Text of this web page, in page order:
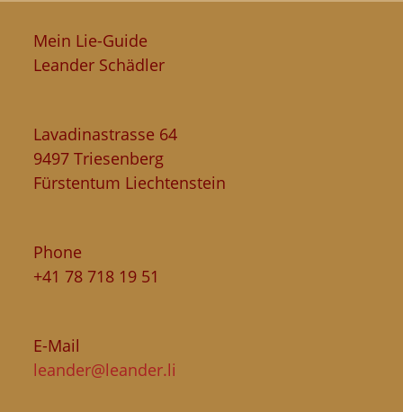
Mein Lie-Guide
Leander Schädler
Lavadinastrasse 64
9497 Triesenberg
Fürstentum Liechtenstein
Phone
+41 78 718 19 51
E-Mail
leander@leander.li